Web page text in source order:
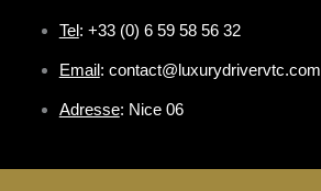
Tel : +33 (0) 6 59 58 56 32
Email : contact@luxurydrivervtc.com
Adresse: Nice 06